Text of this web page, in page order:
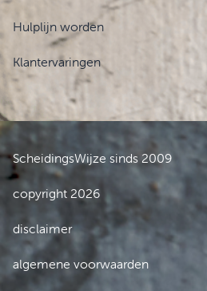
Hulplijn worden
Klantervaringen
ScheidingsWijze sinds 2009
copyright 2026
disclaimer
algemene voorwaarden